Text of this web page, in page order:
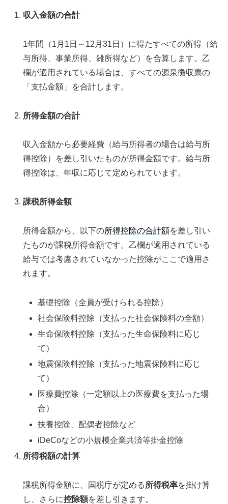
収入金額の合計
1年間（1月1日～12月31日）に得たすべての所得（給
与所得、事業所得、雑所得など）を合算します。乙
欄が適用されている場合は、すべての源泉徴収票の
「支払金額」を合計します。
所得金額の合計
収入金額から必要経費（給与所得者の場合は給与所
得控除）を差し引いたものが所得金額です。給与所
得控除は、年収に応じて定められています。
課税所得金額
所得金額から、以下の所得控除の合計額を差し引い
たものが課税所得金額です。乙欄が適用されている
給与では考慮されていなかった控除がここで適用さ
れます。
基礎控除（全員が受けられる控除）
社会保険料控除（支払った社会保険料の全額）
生命保険料控除（支払った生命保険料に応じ
て）
地震保険料控除（支払った地震保険料に応じ
て）
医療費控除（一定額以上の医療費を支払った場
合）
扶養控除、配偶者控除など
iDeCoなどの小規模企業共済等掛金控除
所得税額の計算
課税所得金額に、国税庁が定める 所得税率を掛け算
し、さらに控除額を差し引きます。